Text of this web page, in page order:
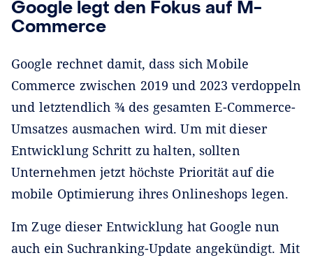
Google legt den Fokus auf M-
Commerce
Google rechnet damit, dass sich Mobile
Commerce zwischen 2019 und 2023 verdoppeln
und letztendlich ¾ des gesamten E-Commerce-
Umsatzes ausmachen wird. Um mit dieser
Entwicklung Schritt zu halten, sollten
Unternehmen jetzt höchste Priorität auf die
mobile Optimierung ihres Onlineshops legen.
Im Zuge dieser Entwicklung hat Google nun
auch ein Suchranking-Update angekündigt. Mit